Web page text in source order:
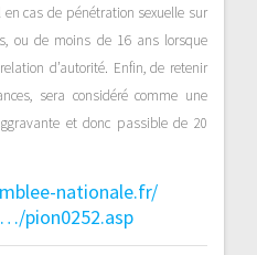
cas de pénétration sexuelle sur
ou de moins de 16 ans lorsque
d’autorité. Enfin, de retenir
sera considéré comme une
et donc passible de 20
nationale.fr/
pion0252.asp